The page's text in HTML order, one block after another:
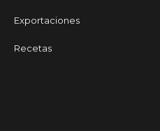
Exportaciones
Recetas